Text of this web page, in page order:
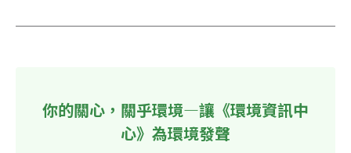
你的關心，關乎環境—讓《環境資訊中
心》為環境發聲